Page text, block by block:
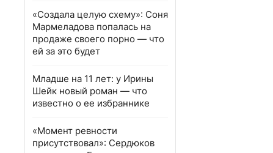
«Создала целую схему»: Соня
Мармеладова попалась на
продаже своего порно — что
ей за это будет
Младше на 11 лет: у Ирины
Шейк новый роман — что
известно о ее избраннике
«Момент ревности
присутствовал»: Сердюков